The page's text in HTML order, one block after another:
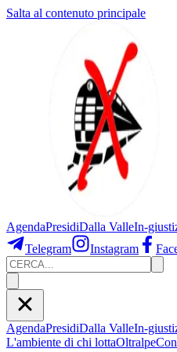
Salta al contenuto principale
AgendaPresidiDalla ValleIn-
Telegram
Instagram
AgendaPresidiDalla ValleIn-
L'ambiente di chi lottaOltralpe